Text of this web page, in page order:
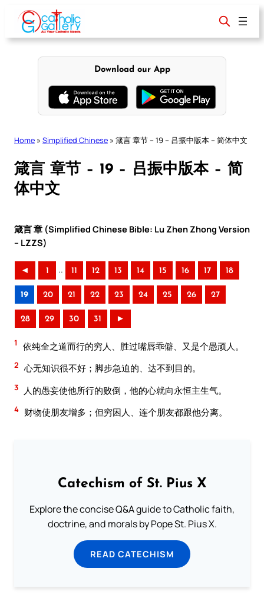
content
Download our App
Home » Simplified Chinese » 箴言 章节 – 19 – 吕振中版本 – 简体中文
箴言 章节 – 19 – 吕振中版本 – 简
体中文
箴言 章 (Simplified Chinese Bible: Lu Zhen Zhong Version
– LZZS)
◄ 1 .. 11 12 13 14 15 16 17 18
19 20 21 22 23 24 25 26 27
28 29 30 31 ►
1 依纯全之道而行的穷人、胜过嘴唇乖僻、又是个愚顽人。
2 心无知识很不好；脚步急迫的、达不到目的。
3 人的愚妄使他所行的败倒，他的心就向永恒主生气。
4 财物使朋友增多；但穷困人、连个朋友都跟他分离。
Catechism of St. Pius X
Explore the concise Q&A guide to Catholic faith,
doctrine, and morals by Pope St. Pius X.
READ CATECHISM